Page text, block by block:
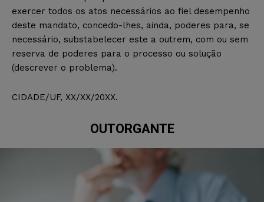
exercer todos os atos necessários ao fiel desempenho
deste mandato, concedo-lhes, ainda, poderes para, se
necessário, substabelecer este a outrem, com ou sem
reserva de poderes para o processo ou solução
(descrever o problema).
CIDADE/UF, XX/XX/20XX.
OUTORGANTE